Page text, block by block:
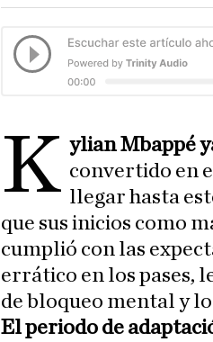
K ylian Mbappé
convertido en
llegar hasta
que sus inicios como
cumplió con las
errático en los pases,
de bloqueo mental y
El periodo de